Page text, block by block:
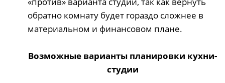
обратно комнату будет гораздо сложнее в
материальном и финансовом плане.
Возможные варианты планировки кухни-
студии